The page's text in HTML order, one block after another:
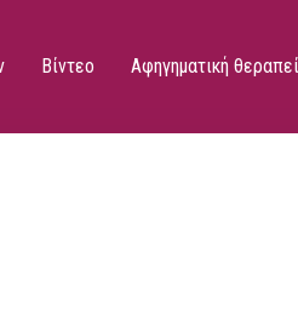
Βίντεο Αφηγηματική